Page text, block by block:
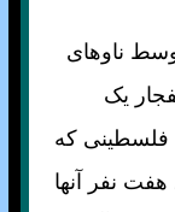
ناوهای
و انفجار يک
که
هفت نفر آنها